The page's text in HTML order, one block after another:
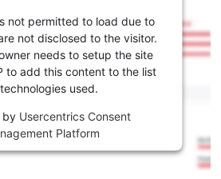
not permitted to load due to
not disclosed to the visitor.
needs to setup the site
to add this content to the list
used.
by Usercentrics Consent
Platform